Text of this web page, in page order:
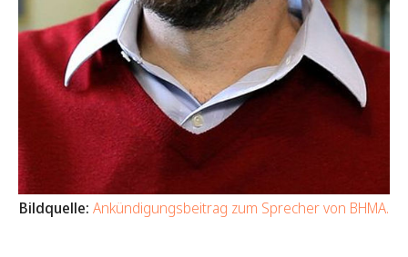
Bildquelle: Ankündigungsbeitrag zum Sprecher von BHMA.